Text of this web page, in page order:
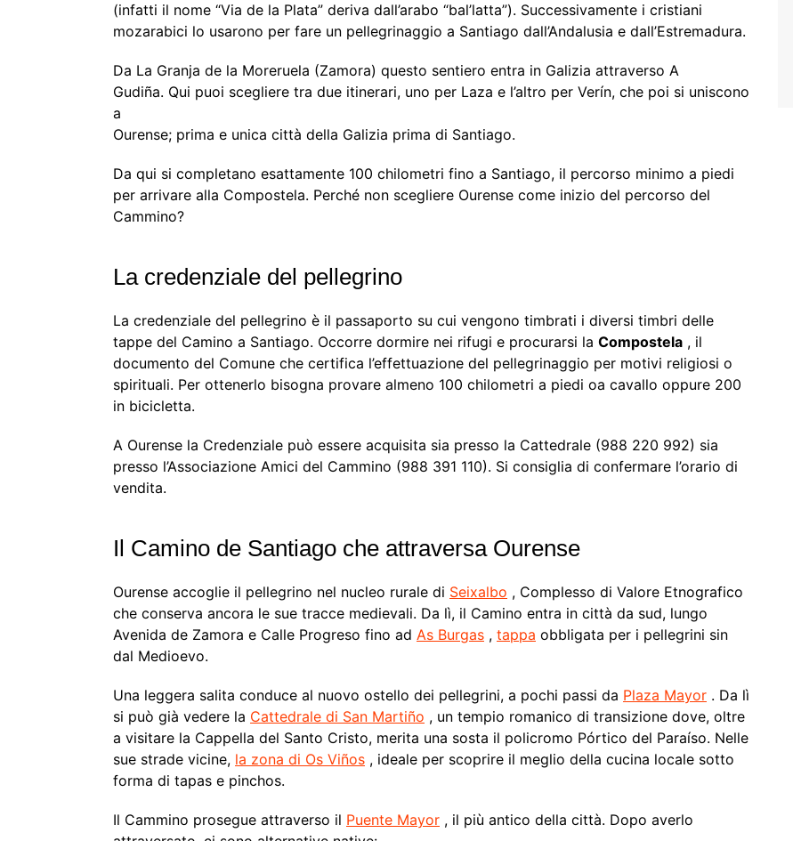
(infatti il ​​nome “Via de la Plata” deriva dall’arabo “bal’latta”). Successivamente i cristiani
mozarabici lo usarono per fare un pellegrinaggio a Santiago dall’Andalusia e dall’Estremadura.
Da La Granja de la Moreruela (Zamora) questo sentiero entra in Galizia attraverso A
Gudiña. Qui puoi scegliere tra due itinerari, uno per Laza e l’altro per Verín, che poi si uniscono
a
Ourense; prima e unica città della Galizia prima di Santiago.
Da qui si completano esattamente 100 chilometri fino a Santiago, il percorso minimo a piedi
per arrivare alla Compostela. Perché non scegliere Ourense come inizio del percorso del
Cammino?
La credenziale del pellegrino
La credenziale del pellegrino è il passaporto su cui vengono timbrati i diversi timbri delle
tappe del Camino a Santiago. Occorre dormire nei rifugi e procurarsi la Compostela , il
documento del Comune che certifica l’effettuazione del pellegrinaggio per motivi religiosi o
spirituali. Per ottenerlo bisogna provare almeno 100 chilometri a piedi oa cavallo oppure 200
in bicicletta.
A Ourense la Credenziale può essere acquisita sia presso la Cattedrale (988 220 992) sia
presso l’Associazione Amici del Cammino (988 391 110). Si consiglia di confermare l’orario di
vendita.
Il Camino de Santiago che attraversa Ourense
Ourense accoglie il pellegrino nel nucleo rurale di Seixalbo , Complesso di Valore Etnografico
che conserva ancora le sue tracce medievali. Da lì, il Camino entra in città da sud, lungo
Avenida de Zamora e Calle Progreso fino ad As Burgas , tappa obbligata per i pellegrini sin
dal Medioevo.
Una leggera salita conduce al nuovo ostello dei pellegrini, a pochi passi da Plaza Mayor . Da lì
si può già vedere la Cattedrale di San Martiño , un tempio romanico di transizione dove, oltre
a visitare la Cappella del Santo Cristo, merita una sosta il policromo Pórtico del Paraíso. Nelle
sue strade vicine, la zona di Os Viños , ideale per scoprire il meglio della cucina locale sotto
forma di tapas e pinchos.
Il Cammino prosegue attraverso il Puente Mayor , il più antico della città. Dopo averlo